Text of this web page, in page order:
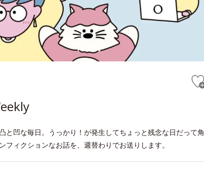
凹な毎日。うっかり！が発生してちょっと残念な日だって角
ィクションなお話を、週替わりでお送りします。